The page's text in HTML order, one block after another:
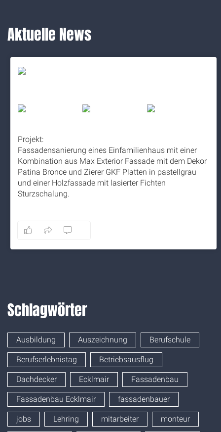
Aktuelle News
Projekt:
Fassadensanierung eines Einfamilienhaus mit einer
Kombination aus Max Exterior Fassade mit dem Dekor
Patina Bronce und Zierer GKF Platten in pastellgrau
und einer Holzfassade mit lasierter Fichten
Sturzschalung.
Schlagwörter
Ausbildung Auszeichnung Berufschule
Berufserlebnistag Betriebsausflug
Dachdecker Ecklmair Fassadenbau
Fassadenbau Ecklmair fassadenbauer
jobs Lehring mitarbeiter monteur